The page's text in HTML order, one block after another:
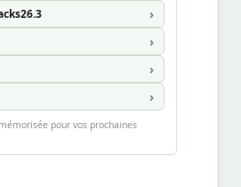
26.3
pour vos prochaines